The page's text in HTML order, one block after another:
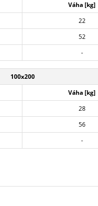
Váha [kg]
22
52
-
100x200
Váha [kg]
28
56
-